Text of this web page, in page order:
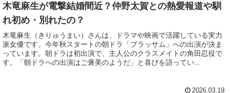
木竜麻生が電撃結婚間近？仲野太賀との熱愛報道や馴
れ初め・別れたの？
木竜麻生（きりゅうまい）さんは、ドラマや映画で活躍している実力
派女優です。今年秋スタートの朝ドラ「ブラッサム」への出演が決ま
っています。朝ドラは初出演で、主人公のクラスメイトの角田忍役で
す。「朝ドラへの出演はご褒美のようだ」と喜びを語ってい...
2026.03.19